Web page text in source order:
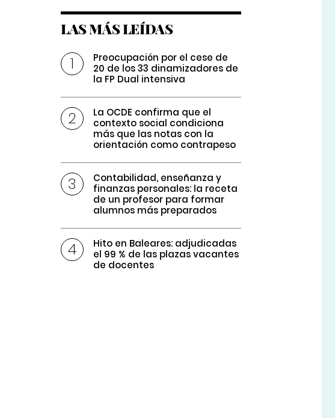
LAS MÁS LEÍDAS
Preocupación por el cese de
20 de los 33 dinamizadores de
la FP Dual intensiva
La OCDE confirma que el
contexto social condiciona
más que las notas con la
orientación como contrapeso
Contabilidad, enseñanza y
finanzas personales: la receta
de un profesor para formar
alumnos más preparados
Hito en Baleares: adjudicadas
el 99 % de las plazas vacantes
de docentes